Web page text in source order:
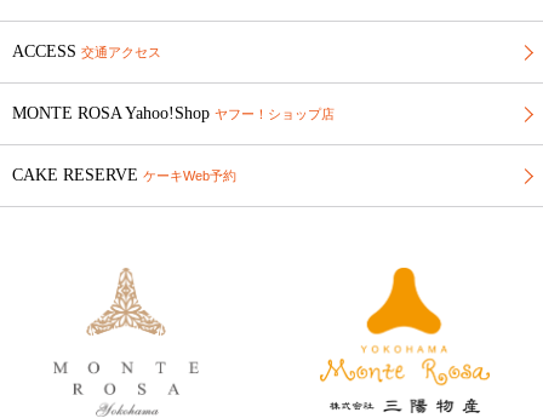
ACCESS 交通アクセス
MONTE ROSA Yahoo!Shop ヤフー！ショップ店
CAKE RESERVE ケーキWeb予約